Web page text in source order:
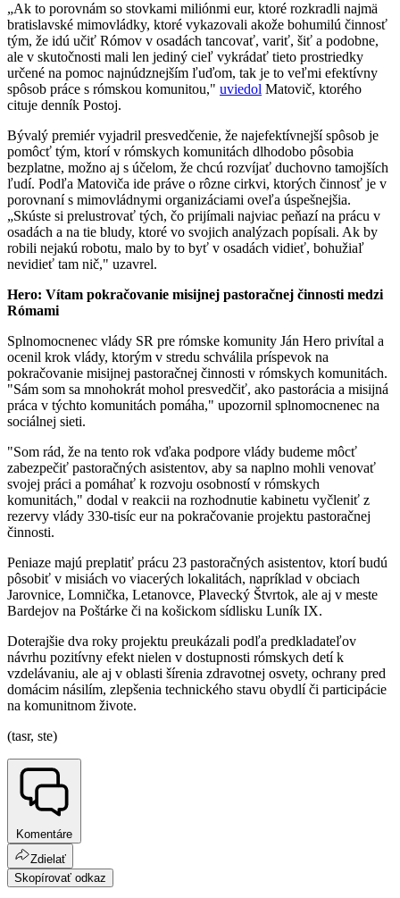
„Ak to porovnám so stovkami miliónmi eur, ktoré rozkradli najmä
bratislavské mimovládky, ktoré vykazovali akože bohumilú činnosť
tým, že idú učiť Rómov v osadách tancovať, variť, šiť a podobne,
ale v skutočnosti mali len jediný cieľ vykrádať tieto prostriedky
určené na pomoc najnúdznejším ľuďom, tak je to veľmi efektívny
spôsob práce s rómskou komunitou," uviedol Matovič, ktorého
cituje denník Postoj.
Bývalý premiér vyjadril presvedčenie, že najefektívnejší spôsob je
pomôcť tým, ktorí v rómskych komunitách dlhodobo pôsobia
bezplatne, možno aj s účelom, že chcú rozvíjať duchovno tamojších
ľudí. Podľa Matoviča ide práve o rôzne cirkvi, ktorých činnosť je v
porovnaní s mimovládnymi organizáciami oveľa úspešnejšia.
„Skúste si prelustrovať tých, čo prijímali najviac peňazí na prácu v
osadách a na tie bludy, ktoré vo svojich analýzach popísali. Ak by
robili nejakú robotu, malo by to byť v osadách vidieť, bohužiaľ
nevidieť tam nič," uzavrel.
Hero: Vítam pokračovanie misijnej pastoračnej činnosti medzi
Rómami
Splnomocnenec vlády SR pre rómske komunity Ján Hero privítal a
ocenil krok vlády, ktorým v stredu schválila príspevok na
pokračovanie misijnej pastoračnej činnosti v rómskych komunitách.
"Sám som sa mnohokrát mohol presvedčiť, ako pastorácia a misijná
práca v týchto komunitách pomáha," upozornil splnomocnenec na
sociálnej sieti.
"Som rád, že na tento rok vďaka podpore vlády budeme môcť
zabezpečiť pastoračných asistentov, aby sa naplno mohli venovať
svojej práci a pomáhať k rozvoju osobností v rómskych
komunitách," dodal v reakcii na rozhodnutie kabinetu vyčleniť z
rezervy vlády 330-tisíc eur na pokračovanie projektu pastoračnej
činnosti.
Peniaze majú preplatiť prácu 23 pastoračných asistentov, ktorí budú
pôsobiť v misiách vo viacerých lokalitách, napríklad v obciach
Jarovnice, Lomnička, Letanovce, Plavecký Štvrtok, ale aj v meste
Bardejov na Poštárke či na košickom sídlisku Luník IX.
Doterajšie dva roky projektu preukázali podľa predkladateľov
návrhu pozitívny efekt nielen v dostupnosti rómskych detí k
vzdelávaniu, ale aj v oblasti šírenia zdravotnej osvety, ochrany pred
domácim násilím, zlepšenia technického stavu obydlí či participácie
na komunitnom živote.
(tasr, ste)
Komentáre
Zdielať
Skopírovať odkaz